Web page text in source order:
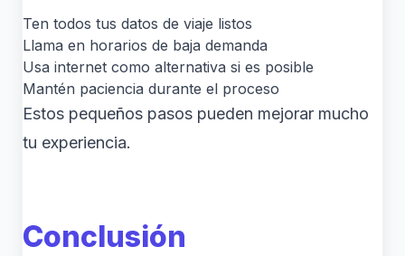
Ten todos tus datos de viaje listos
Llama en horarios de baja demanda
Usa internet como alternativa si es posible
Mantén paciencia durante el proceso
Estos pequeños pasos pueden mejorar mucho
tu experiencia.
Conclusión